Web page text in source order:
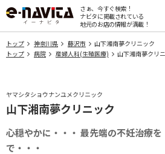
さぁ、今すぐ検索！
ナビタに掲載されている
地元のお店の情報が満載！
トップ 神奈川県 藤沢市
山下湘南夢クリニック
トップ
病院 産婦人科(生殖医療) 山下湘南夢クリ
ヤマシタショウナンユメクリニック
山下湘南夢クリニック
心穏やかに・・・ 最先端の不妊治療
で・・・